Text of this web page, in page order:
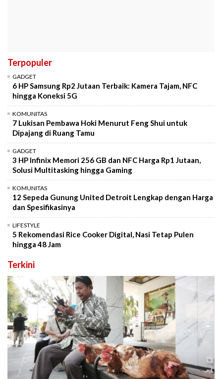
Terpopuler
GADGET
6 HP Samsung Rp2 Jutaan Terbaik: Kamera Tajam, NFC
hingga Koneksi 5G
KOMUNITAS
7 Lukisan Pembawa Hoki Menurut Feng Shui untuk
Dipajang di Ruang Tamu
GADGET
3 HP Infinix Memori 256 GB dan NFC Harga Rp1 Jutaan,
Solusi Multitasking hingga Gaming
KOMUNITAS
12 Sepeda Gunung United Detroit Lengkap dengan Harga
dan Spesifikasinya
LIFESTYLE
5 Rekomendasi Rice Cooker Digital, Nasi Tetap Pulen
hingga 48 Jam
Terkini